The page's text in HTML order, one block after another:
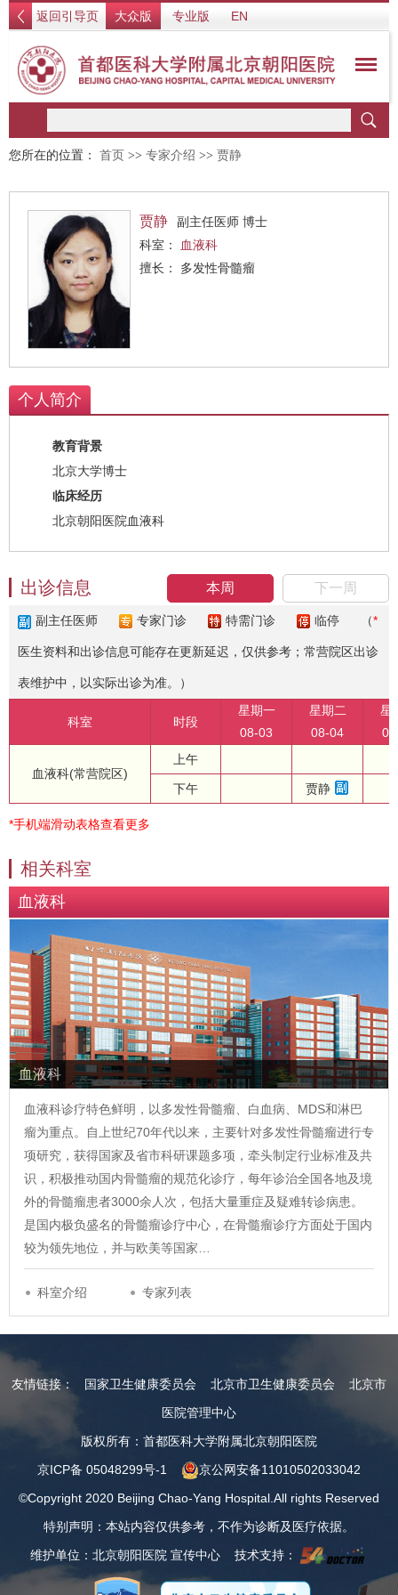
返回引导页 大众版 专业版 EN
您所在的位置： 首页 >> 专家介绍 >> 贾静
贾静
副主任医师 博士
科室：
血液科
擅长： 多发性骨髓瘤
个人简介
教育背景
北京大学博士
临床经历
北京朝阳医院血液科
本周 下一周
出诊信息
副主任医师 专家门诊 特需门诊 临停 （*
医生资料和出诊信息可能存在更新延迟，仅供参考；常营院区出诊
表维护中，以实际出诊为准。）
科室 时段
星期一
08-03
星期二
08-04
星
血液科(常营院区)
上午
下午 贾静
*手机端滑动表格查看更多
相关科室
血液科
血液科
血液科诊疗特色鲜明，以多发性骨髓瘤、白血病、MDS和淋巴
瘤为重点。自上世纪70年代以来，主要针对多发性骨髓瘤进行专
项研究，获得国家及省市科研课题多项，牵头制定行业标准及共
识，积极推动国内骨髓瘤的规范化诊疗，每年诊治全国各地及境
外的骨髓瘤患者3000余人次，包括大量重症及疑难转诊病患。
是国内极负盛名的骨髓瘤诊疗中心，在骨髓瘤诊疗方面处于国内
较为领先地位，并与欧美等国家…
科室介绍 专家列表
友情链接： 国家卫生健康委员会 北京市卫生健康委员会
北京市
医院管理中心
版权所有：首都医科大学附属北京朝阳医院
京ICP备 05048299号-1
京公网安备11010502033042
©Copyright 2020 Beijing Chao-Yang Hospital.All rights Reserved
特别声明：本站内容仅供参考，不作为诊断及医疗依据。
维护单位：北京朝阳医院 宣传中心 技术支持：